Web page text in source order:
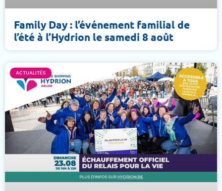
Family Day : l’événement familial de
l’été à l’Hydrion le samedi 8 août
ACTUALITÉS